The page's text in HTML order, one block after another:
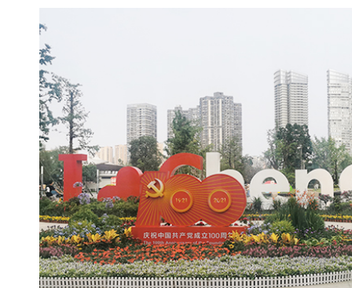
党建文化